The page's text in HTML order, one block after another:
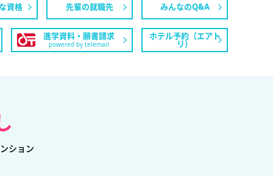
資格 先輩の就職先 みんなのQ&A
進学資料・願書請求
powered by telemail
ホテル予約（エアト
リ）
ション